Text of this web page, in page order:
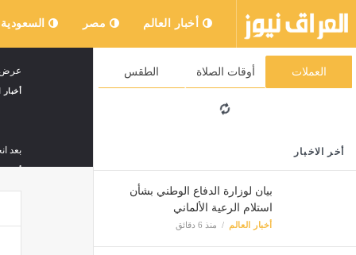
أخبار العالم مصر السعودية
العملات أوقات الصلاة الطقس
أخر الاخبار
بيان لوزارة الدفاع الوطني بشأن
استلام الرعية الألماني
أخبار العالم منذ 6 دقائق
عرض
أخبار
بعد